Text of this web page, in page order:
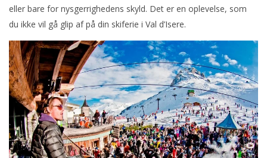
eller bare for nysgerrighedens skyld. Det er en oplevelse, som
du ikke vil gå glip af på din skiferie i Val d’Isere.